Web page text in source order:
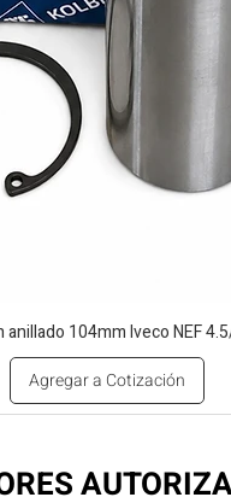
anillado 104mm Iveco NEF
Agregar a Cotización